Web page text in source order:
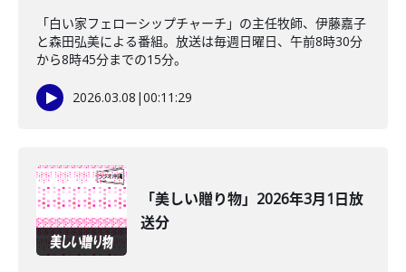
「白い家フェローシップチャーチ」の主任牧師、伊藤嘉子
と森田弘美による番組。放送は毎週日曜日、午前8時30分
から8時45分までの15分。
2026.03.08 |00:11:29
「美しい贈り物」2026年3月1日放
送分